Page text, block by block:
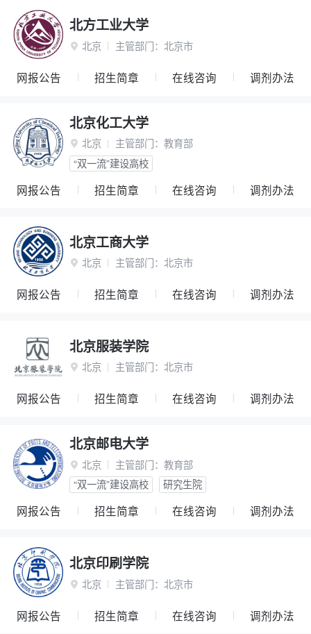
北方工业大学
 北京 主管部门： 北京市
网报公告 招生简章 在线咨询 调剂办法
北京化工大学
 北京 主管部门： 教育部
“双一流”建设高校
网报公告 招生简章 在线咨询 调剂办法
北京工商大学
 北京 主管部门： 北京市
网报公告 招生简章 在线咨询 调剂办法
北京服装学院
 北京 主管部门： 北京市
网报公告 招生简章 在线咨询 调剂办法
北京邮电大学
 北京 主管部门： 教育部
“双一流”建设高校
研究生院
网报公告 招生简章 在线咨询 调剂办法
北京印刷学院
 北京 主管部门： 北京市
网报公告 招生简章 在线咨询 调剂办法